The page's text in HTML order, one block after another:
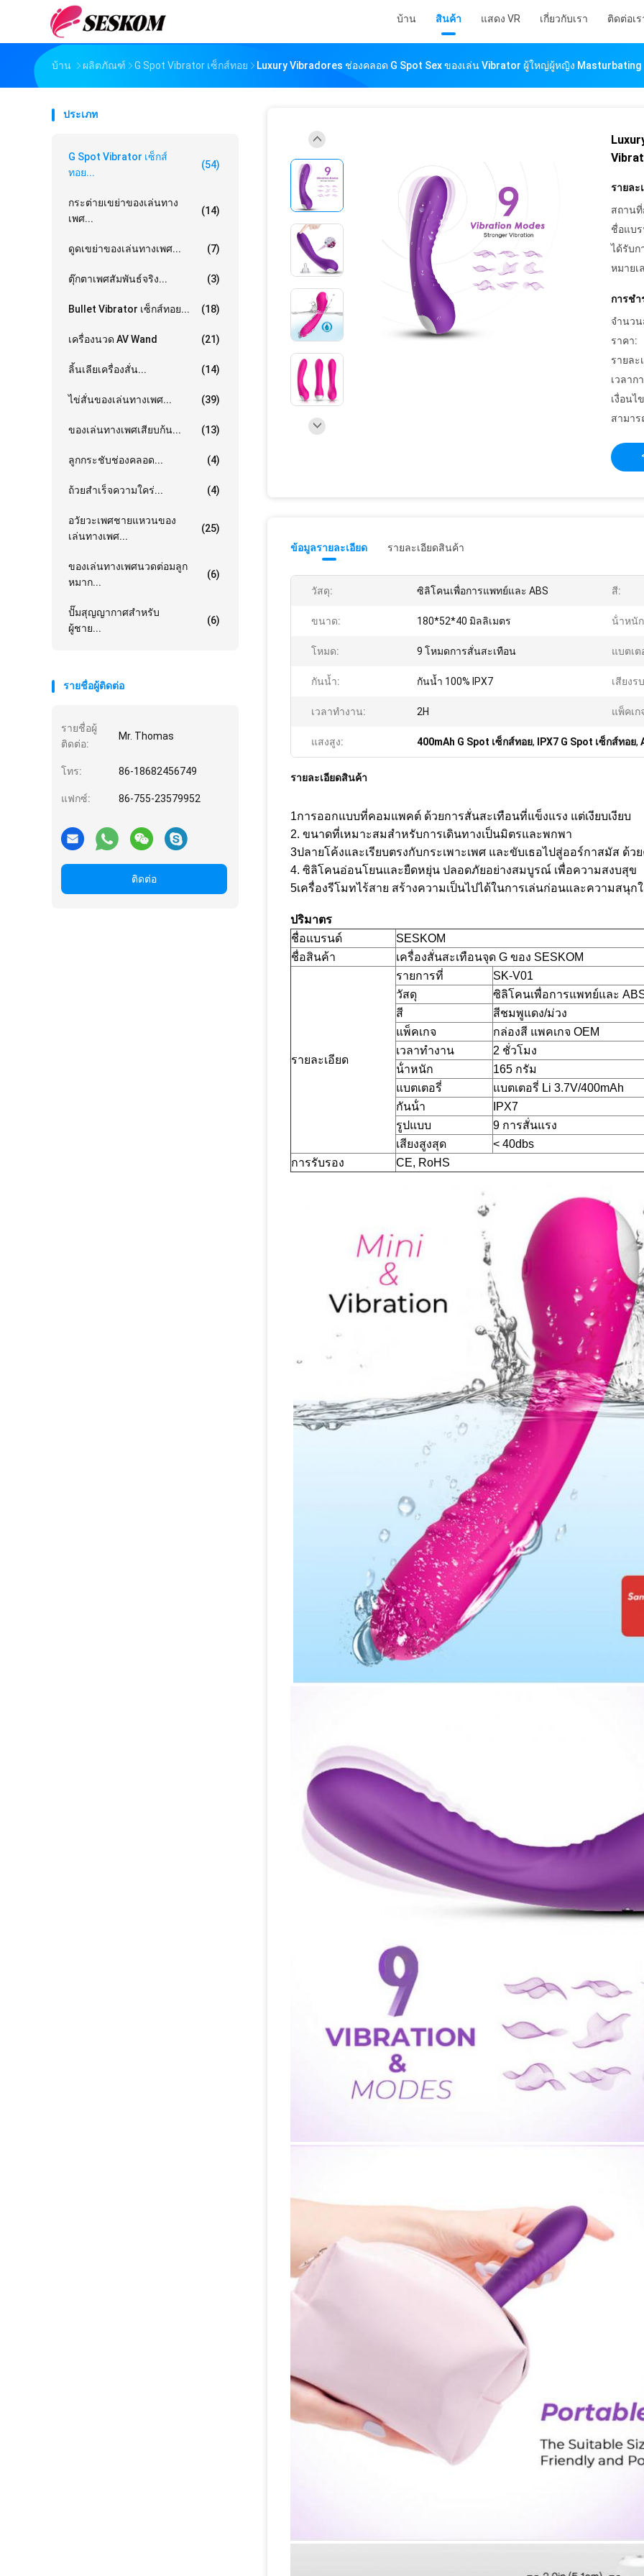
บ้าน สินค้า แสดง VR เกี่ยวกับเรา ติดต่อเร
บ้าน ผลิตภัณฑ์ G Spot Vibrator เซ็กส์ทอย Luxury Vibradores ช่องคลอด G Spot Sex ของเล่น Vibrator ผู้ใหญ่ผู้หญิง Masturbating
ประเภท
G Spot Vibrator เซ็กส์
ทอย...
(54)
กระต่ายเขย่าของเล่นทาง
เพศ...
(14)
ดูดเขย่าของเล่นทางเพศ... (7)
ตุ๊กตาเพศสัมพันธ์จริง... (3)
Bullet Vibrator เซ็กส์ทอย... (18)
เครื่องนวด AV Wand (21)
ลิ้นเลียเครื่องสั่น... (14)
ไข่สั่นของเล่นทางเพศ... (39)
ของเล่นทางเพศเสียบก้น... (13)
ลูกกระชับช่องคลอด... (4)
ถ้วยสำเร็จความใคร่... (4)
อวัยวะเพศชายแหวนของ
เล่นทางเพศ...
(25)
ของเล่นทางเพศนวดต่อมลูก
หมาก...
(6)
ปั๊มสุญญากาศสำหรับ
ผู้ชาย...
(6)
รายชื่อผู้ติดต่อ
รายชื่อผู้
ติดต่อ:
Mr. Thomas
โทร: 86-18682456749
แฟกซ์: 86-755-23579952
ติดต่อ
รายละ
สถานที่
ชื่อแบ
ได้รับก
หมายเ
การชำ
จำนว
ราคา:
รายละ
เวลาก
เงื่อนไ
สามาร
ข้อมูลรายละเอียด รายละเอียดสินค้า
วัสดุ: ซิลิโคนเพื่อการแพทย์และ ABS สี:
ขนาด: 180*52*40 มิลลิเมตร น้ําหนั
โหมด: 9 โหมดการสั่นสะเทือน แบตเต
กันน้ำ: กันน้ำ 100% IPX7 เสียงร
เวลาทำงาน: 2H แพ็คเก
แสงสูง: 400mAh G Spot เซ็กส์ทอย, IPX7 G Spot เซ็กส์ทอย,
รายละเอียดสินค้า
1การออกแบบที่คอมแพคต์ ด้วยการสั่นสะเทือนที่แข็งแรง แต่เงียบเงียบ
2. ขนาดที่เหมาะสมสําหรับการเดินทางเป็นมิตรและพกพา
3ปลายโค้งและเรียบตรงกับกระเพาะเพศ และขับเธอไปสู่ออร์กาสมัส ด้ว
4. ซิลิโคนอ่อนโยนและยืดหยุ่น ปลอดภัยอย่างสมบูรณ์ เพื่อความสงบสุข
5เครื่องรีโมทไร้สาย สร้างความเป็นไปได้ในการเล่นก่อนและความสนุก
ปริมาตร
ชื่อแบรนด์
SESKOM
ชื่อสินค้า
เครื่องสั่นสะเทือนจุด G ของ SESKOM
รายละเอียด
รายการที่
SK-V01
วัสดุ
ซิลิโคนเพื่อการแพทย์และ
สี
สีชมพูแดง/ม่วง
แพ็คเกจ
กล่องสี แพคเกจ OEM
เวลาทํางาน
2 ชั่วโมง
น้ําหนัก
165 กรัม
แบตเตอรี่
แบตเตอรี่ Li 3.7V/400mAh
กันน้ํา
IPX7
รูปแบบ
9 การสั่นแรง
เสียงสูงสุด
< 40dbs
การรับรอง
CE, RoHS